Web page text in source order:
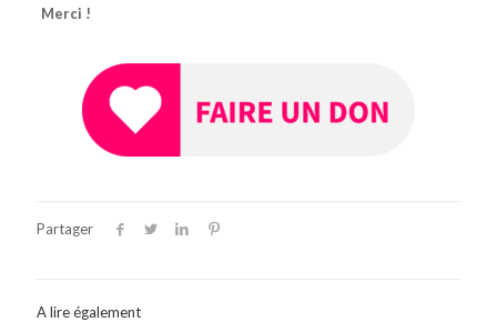
Merci !
Partager
A lire également